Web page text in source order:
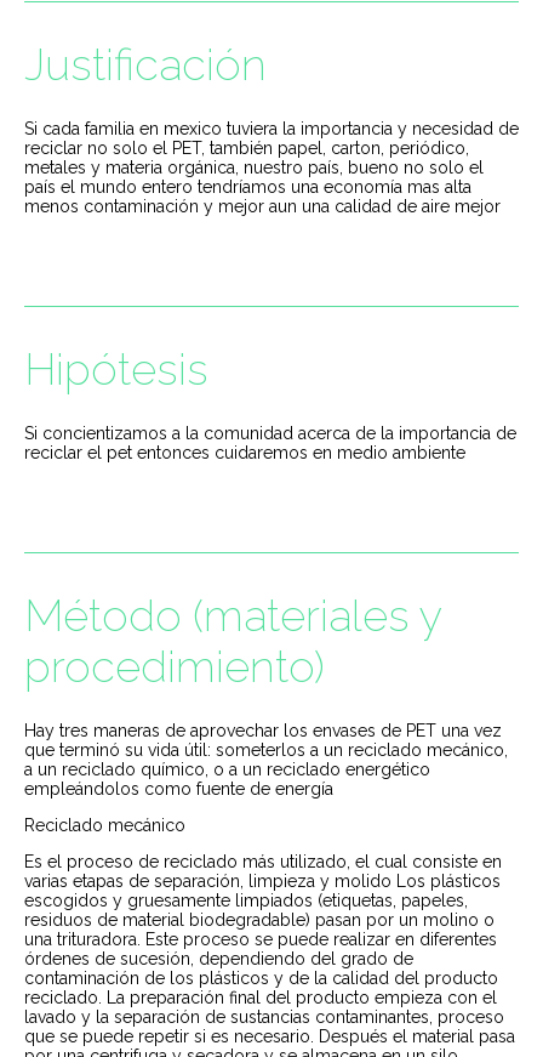
Justificación
Si cada familia en mexico tuviera la importancia y necesidad de
reciclar no solo el PET, también papel, carton, periódico,
metales y materia orgánica, nuestro país, bueno no solo el
país el mundo entero tendríamos una economía mas alta
menos contaminación y mejor aun una calidad de aire mejor
Hipótesis
Si concientizamos a la comunidad acerca de la importancia de
reciclar el pet entonces cuidaremos en medio ambiente
Método (materiales y
procedimiento)
Hay tres maneras de aprovechar los envases de PET una vez
que terminó su vida útil: someterlos a un reciclado mecánico,
a un reciclado químico, o a un reciclado energético
empleándolos como fuente de energía
Reciclado mecánico
Es el proceso de reciclado más utilizado, el cual consiste en
varias etapas de separación, limpieza y molido Los plásticos
escogidos y gruesamente limpiados (etiquetas, papeles,
residuos de material biodegradable) pasan por un molino o
una trituradora. Este proceso se puede realizar en diferentes
órdenes de sucesión, dependiendo del grado de
contaminación de los plásticos y de la calidad del producto
reciclado. La preparación final del producto empieza con el
lavado y la separación de sustancias contaminantes, proceso
que se puede repetir si es necesario. Después el material pasa